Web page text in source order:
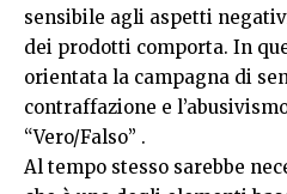
sensibile agli aspetti
dei prodotti comporta. In
orientata la campagna di
contraffazione e
“Vero/Falso” .
Al tempo stesso sarebbe